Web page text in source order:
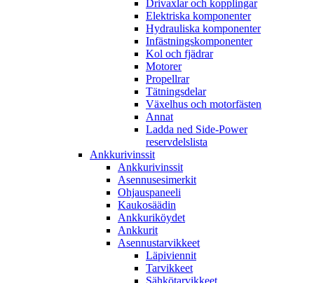
Drivaxlar och kopplingar
Elektriska komponenter
Hydrauliska komponenter
Infästningskomponenter
Kol och fjädrar
Motorer
Propellrar
Tätningsdelar
Växelhus och motorfästen
Annat
Ladda ned Side-Power
reservdelslista
Ankkurivinssit
Ankkurivinssit
Asennusesimerkit
Ohjauspaneeli
Kaukosäädin
Ankkuriköydet
Ankkurit
Asennustarvikkeet
Läpiviennit
Tarvikkeet
Sähkötarvikkeet